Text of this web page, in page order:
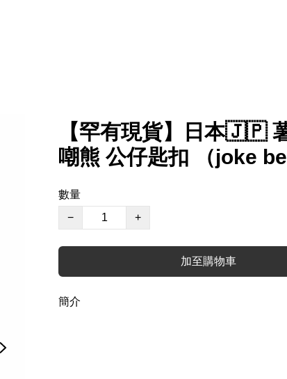
【罕有現貨】日本🇯🇵
嘲熊 公仔匙扣 （joke
數量
−
+
加至購物車
簡介